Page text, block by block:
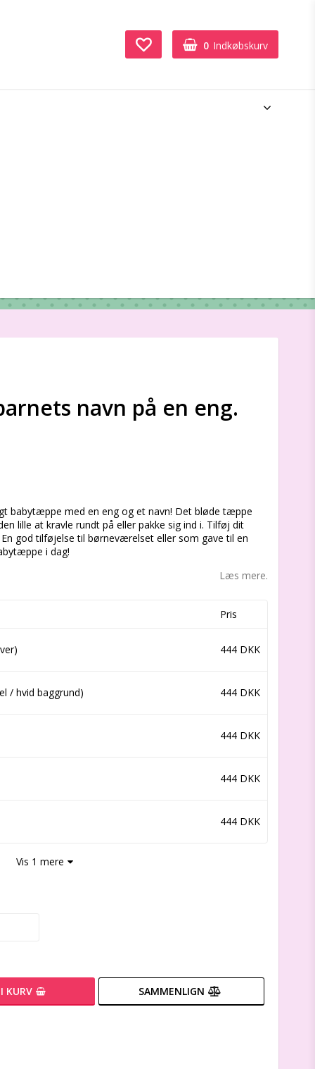
0 Indkøbskurv
navn på en eng.
babytæppe med en eng og et navn! Det bløde tæppe
lille at kravle rundt på eller pakke sig ind i. Tilføj dit
god tilføjelse til børneværelset eller som gave til en
i dag!
Læs mere.
Pris
444 DKK
/ hvid baggrund) 444 DKK
444 DKK
444 DKK
444 DKK
Vis 1 mere
KURV SAMMENLIGN